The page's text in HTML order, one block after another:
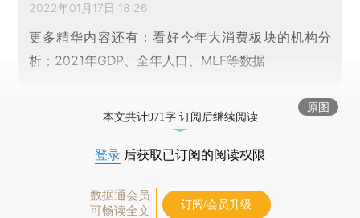
2022年01月17日 18:26
更多精华内容还有：看好今年大消费板块的机构分
析；2021年GDP、全年人口、MLF等数据
原图
本文共计971字 订阅后继续阅读
登录 后获取已订阅的阅读权限
数据通会员
可畅读全文
订阅/会员升级